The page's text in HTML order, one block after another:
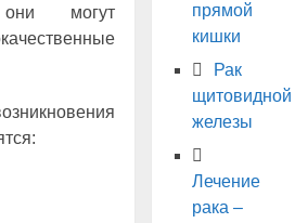
могут
прямой
кишки
Рак
щитовидной
железы
Лечение
рака –